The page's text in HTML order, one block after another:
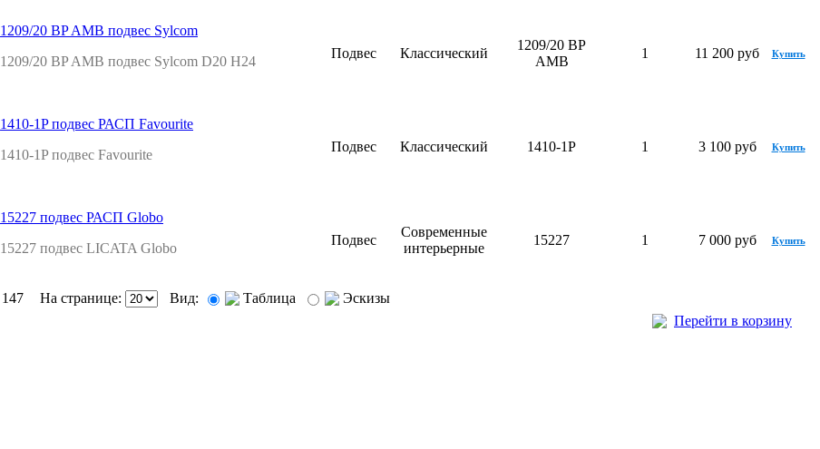
1209/20 BP AMB подвес Sylcom
1209/20 BP AMB подвес Sylcom D20 H24
Подвес Классический
1209/20 BP
AMB
1 11 200 руб Купить
1410-1P подвес РАСП Favourite
1410-1P подвес Favourite
Подвес Классический 1410-1P 1 3 100 руб Купить
15227 подвес РАСП Globo
15227 подвес LICATA Globo
Подвес
Современные
интерьерные
15227 1 7 000 руб Купить
147 На странице: Вид: Таблица
Эскизы
Перейти в корзину